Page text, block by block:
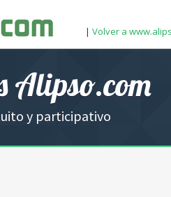
| Volver a
Alipso.com
y participativo